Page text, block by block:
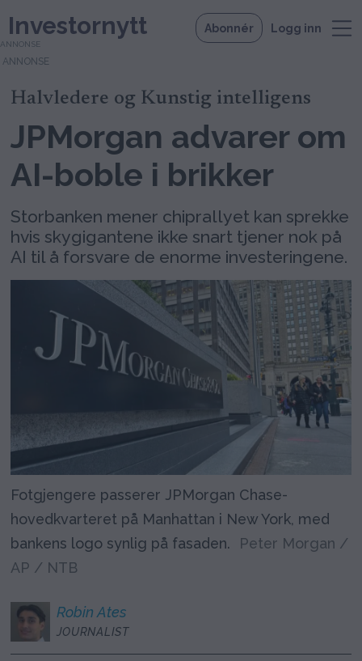
Investornytt Abonnér Logg inn
ANNONSE
Halvledere og Kunstig intelligens
JPMorgan advarer om
AI-boble i brikker
Storbanken mener chiprallyet kan sprekke
hvis skygigantene ikke snart tjener nok på
AI til å forsvare de enorme investeringene.
Fotgjengere passerer JPMorgan Chase-
hovedkvarteret på Manhattan i New York, med
bankens logo synlig på fasaden.
Peter Morgan /
AP / NTB
Robin Ates
JOURNALIST